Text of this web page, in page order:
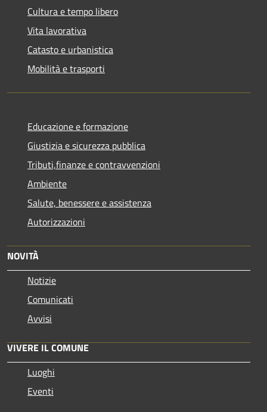
Cultura e tempo libero
Vita lavorativa
Catasto e urbanistica
Mobilità e trasporti
Educazione e formazione
Giustizia e sicurezza pubblica
Tributi,finanze e contravvenzioni
Ambiente
Salute, benessere e assistenza
Autorizzazioni
NOVITÀ
Notizie
Comunicati
Avvisi
VIVERE IL COMUNE
Luoghi
Eventi